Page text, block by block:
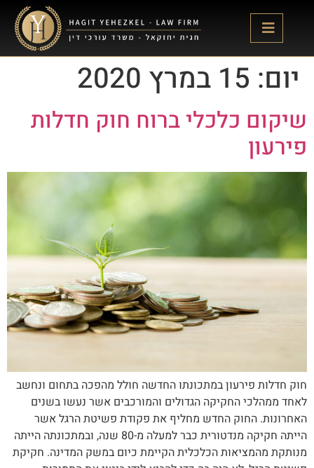
יום: 15 במרץ 2020
שיקום כלכלי ברוח חוק חדלות
פירעון
חוק חדלות פירעון במתכונתו החדשה חולל מהפכה בתחום ונחשב
לאחד ממהלכי החקיקה הגדולים והמורכבים אשר נעשו בשנים
האחרונות. החוק החדש מחליף את פקודת פשיטת הרגל אשר
הייתה חקיקה מנדטורית כבר למעלה מ-80 שנה, ובמתכונתה הייתה
מנותקת מהמציאות הכלכלית הקיימת כיום במשק המדינה. חקיקת